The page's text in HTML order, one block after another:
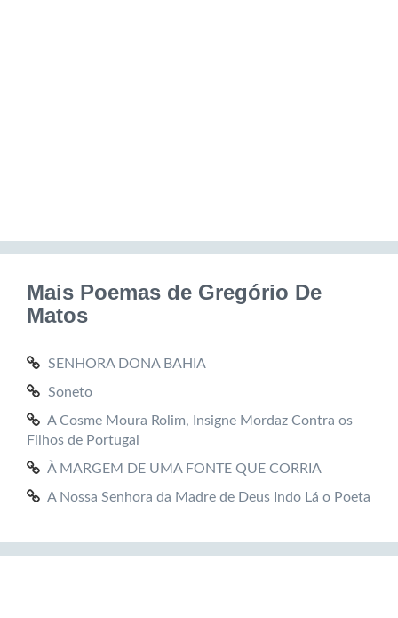
Mais Poemas de Gregório De
Matos
SENHORA DONA BAHIA
Soneto
A Cosme Moura Rolim, Insigne Mordaz Contra os
Filhos de Portugal
À MARGEM DE UMA FONTE QUE CORRIA
A Nossa Senhora da Madre de Deus Indo Lá o Poeta